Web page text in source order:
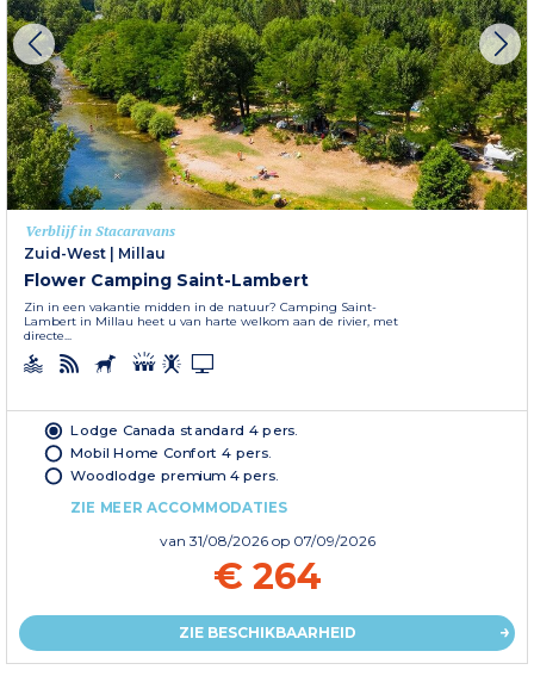
Verblijf in Stacaravans
Zuid-West
Millau
Flower Camping Saint-Lambert
Zin in een vakantie midden in de natuur? Camping Saint-
Lambert in Millau heet u van harte welkom aan de rivier, met
directe...
Lodge Canada standard 4 pers.
Mobil Home Confort 4 pers.
Woodlodge premium 4 pers.
ZIE MEER ACCOMMODATIES
van 31/08/2026 op 07/09/2026
€ 264
ZIE BESCHIKBAARHEID